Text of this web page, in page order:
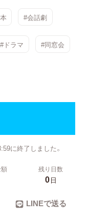
#会話劇
#ドラマ #同窓会
に終了しました。
残り日数
0日
LINEで送る